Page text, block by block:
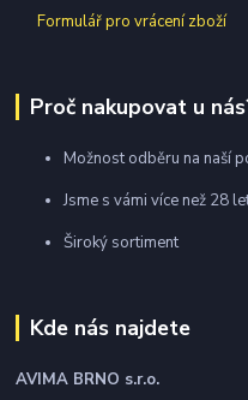
Formulář pro vrácení zboží
Proč nakupovat u
Možnost odběru na naší
Jsme s vámi více než 28
Široký sortiment
Kde nás najdete
AVIMA BRNO s.r.o.